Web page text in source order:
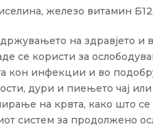
железо витамин
на здравјето и
се користи за
кон инфекции и во
дури и пиењето чај
на крвта, како што
систем за продолжено